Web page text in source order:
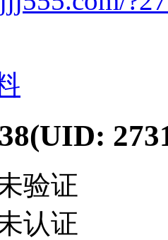
(UID:
验证
认证